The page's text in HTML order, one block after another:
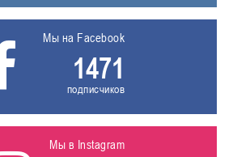
Мы на Facebook
1471
подписчиков
Мы в Instagram